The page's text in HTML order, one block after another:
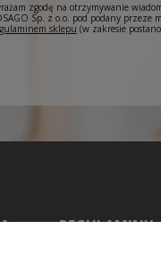
zgodę na otrzymywanie
Sp. z o.o. pod podany przeze
sklepu (w zakresie
REGULAMINY